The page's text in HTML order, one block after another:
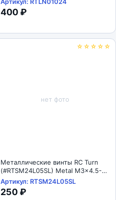
400 ₽
☆☆☆☆☆
нет фото
Металлические винты RC Turn
(#RTSM24L05SL) Metal M3x4.5-
10mm Metal Shoulder Screws /
Step Screw with Hex Drive Heads
10pcs: Plated Silver
Артикул: RTSM24L05SL
250 ₽